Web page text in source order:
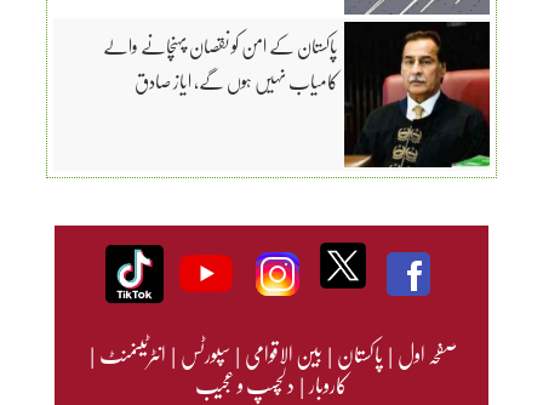
پاکستان کے امن کو نقصان پہنچانے والے
کامیاب نہیں ہوں گے، ایاز صادق
صفحہ اول|پاکستان|بین الاقوامی|سپورٹس|انٹرٹینمنٹ|
کاروبار|دلچسپ و عجیب